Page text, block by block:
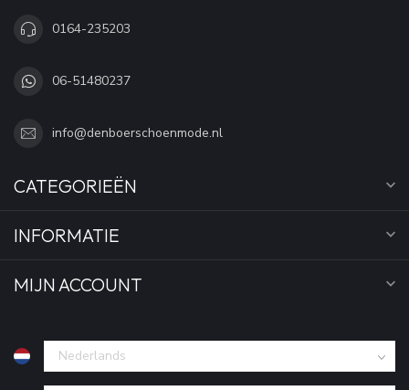
0164-235203
06-51480237
info@denboerschoenmode.nl
CATEGORIEËN
INFORMATIE
MIJN ACCOUNT